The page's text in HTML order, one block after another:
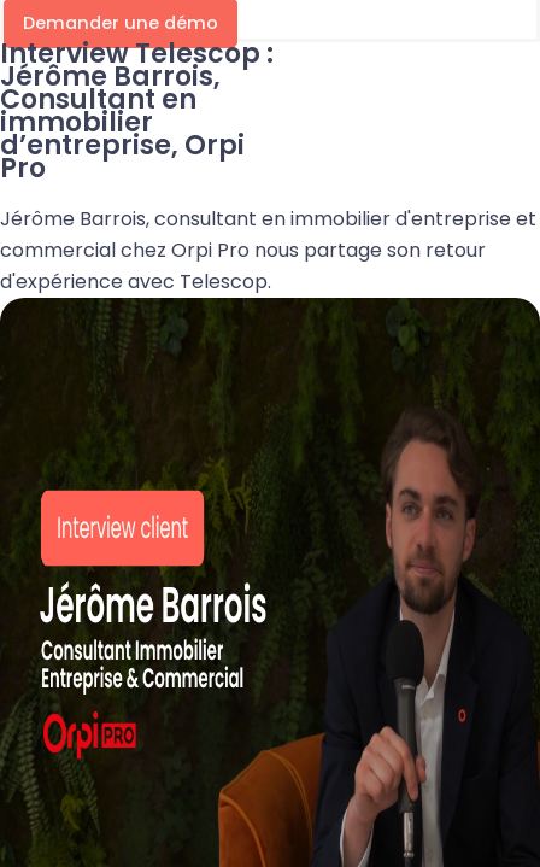
Demander une démo
Interview Telescop :
Jérôme Barrois,
Consultant en
immobilier
d’entreprise, Orpi
Pro
Jérôme Barrois, consultant en immobilier d'entreprise et
commercial chez Orpi Pro nous partage son retour
d'expérience avec Telescop.